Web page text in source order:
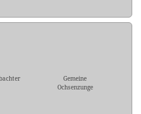
Gemeine
Ochsenzunge